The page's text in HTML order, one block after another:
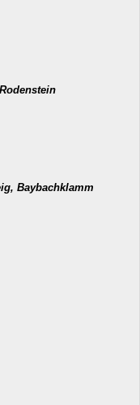
Baybachklamm